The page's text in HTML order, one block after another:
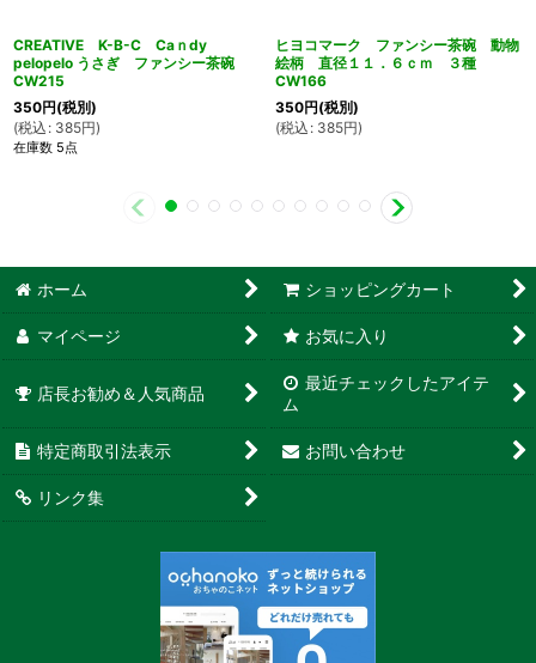
CREATIVE K-B-C Caｎdy
pelopelo うさぎ ファンシー茶碗
CW215
350円(税別)
(税込 : 385円)
在庫数 5点
ヒヨコマーク ファンシー茶碗 動物
絵柄 直径１１．６ｃｍ ３種
CW166
350円(税別)
(税込 : 385円)
ホーム ショッピングカート
マイページ お気に入り
店長お勧め＆人気商品
最近チェックしたアイテ
ム
特定商取引法表示 お問い合わせ
リンク集